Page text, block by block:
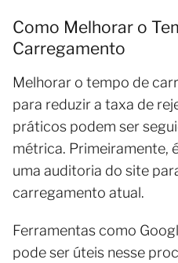
Como Melhorar o
Carregamento
Melhorar o tempo de
para reduzir a taxa de
práticos podem ser
métrica. Primeiramente,
uma auditoria do site
carregamento atual.
Ferramentas como
pode ser úteis nesse